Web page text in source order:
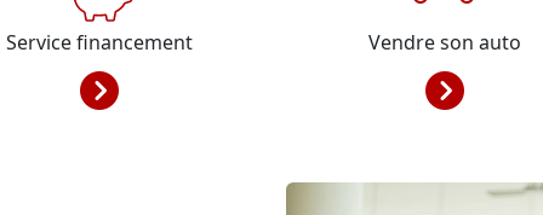
Service financement Vendre son auto